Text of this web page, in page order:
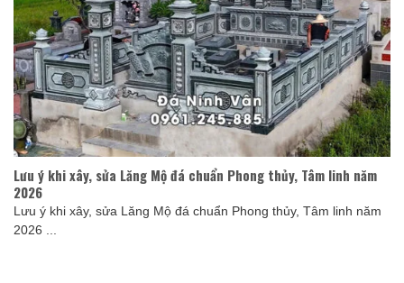
Lưu ý khi xây, sửa Lăng Mộ đá chuẩn Phong thủy, Tâm linh năm
2026
Lưu ý khi xây, sửa Lăng Mộ đá chuẩn Phong thủy, Tâm linh năm
2026 ...